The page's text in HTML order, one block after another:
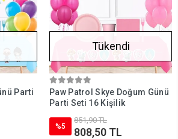
Parti
Tükendi
Paw Patrol Skye Doğum Günü
Parti Seti 16 Kişilik
%5
851,90 TL
808,50 TL